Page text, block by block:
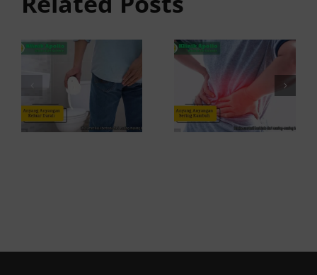
Darah:
Penyebab
dan Kapan
ke Dokter
Kambuh
dan Cara
Atasinya